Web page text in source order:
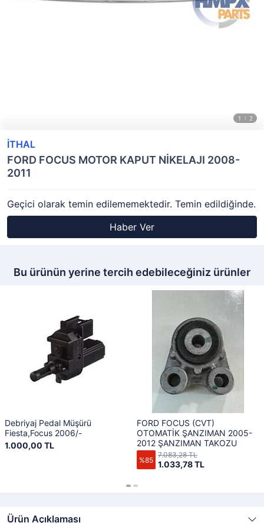
İTHAL
FORD FOCUS MOTOR KAPUT NİKELAJI 2008-
2011
Geçici olarak temin edilememektedir. Temin edildiğinde.
Haber Ver
Bu ürünün yerine tercih edebileceğiniz ürünler
Debriyaj Pedal Müşürü
Fiesta,Focus 2006/-
1.000,00 TL
FORD FOCUS (CVT)
OTOMATİK ŞANZIMAN 2005-
2012 ŞANZIMAN TAKOZU
%85 1.033,78 TL
7.083,28 TL
Ürün Açıklaması